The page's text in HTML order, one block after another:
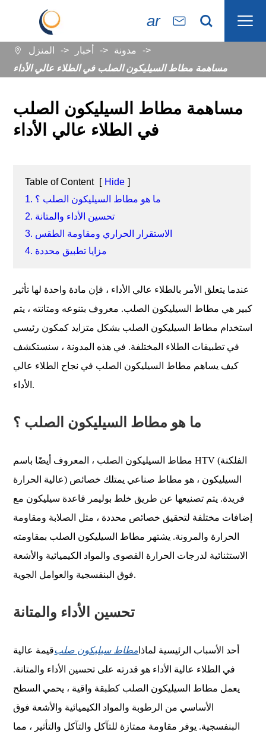
ar   
 المنزل أخبار
مدونة
مساهمة مطاط السيليكون الصلب في الطلاء عالي الأداء
مساهمة مطاط السيليكون الصلب
في الطلاء عالي الأداء
Table of Content [ Hide ]
1. ما هو مطاط السيليكون الصلب ؟
2. تحسين الأداء والمتانة
3. الاستقرار الحراري ومقاومة الطقس
4. مزايا تطبيق محددة
عندما يتعلق الأمر بالطلاء عالي الأداء ، فإن مادة واحدة لها تأثير
كبير هي مطاط السيليكون الصلب. معروف بتنوعه ومتانته ، يتم
استخدام مطاط السيليكون الصلب بشكل متزايد كمكون رئيسي
في تطبيقات الطلاء المختلفة. في هذه المدونة ، سنستكشف
كيف يساهم مطاط السيليكون الصلب في نجاح الطلاء عالي
الأداء.
ما هو مطاط السيليكون الصلب ؟
مطاط السيليكون الصلب ، المعروف أيضًا باسم HTV (الفلكنة
عالية الحرارة) السيليكون ، هو مطاط صناعي يمتلك خصائص
فريدة. يتم تصنيعها عن طريق خلط بوليمر قاعدة سيليكون مع
إضافات مختلفة لتحقيق خصائص محددة ، مثل الصلابة ومقاومة
الحرارة والمرونة. يشتهر مطاط السيليكون الصلب بمقاومته
الاستثنائية لدرجات الحرارة القصوى والمواد الكيميائية والأشعة
فوق البنفسجية والعوامل الجوية.
تحسين الأداء والمتانة
أحد الأسباب الرئيسية لماذا مطاط سيليكون صلبقيمة عالية
في الطلاء عالية الأداء هو قدرته على تحسين الأداء والمتانة.
يعمل مطاط السيليكون الصلب كطبقة واقية ، يحمي السطح
الأساسي من الرطوبة والمواد الكيميائية والأشعة فوق
البنفسجية. يوفر مقاومة ممتازة للتآكل والتآكل والتأثير ، مما